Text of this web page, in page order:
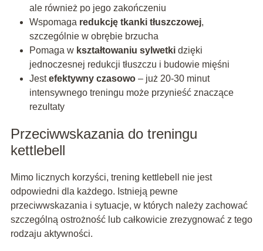
ale również po jego zakończeniu
Wspomaga redukcję tkanki tłuszczowej,
szczególnie w obrębie brzucha
Pomaga w kształtowaniu sylwetkidzięki
jednoczesnej redukcji tłuszczu i budowie mięśni
Jestefektywny czasowo– już 20-30 minut
intensywnego treningu może przynieść znaczące
rezultaty
Przeciwwskazania do treningu
kettlebell
Mimo licznych korzyści, trening kettlebell nie jest
odpowiedni dla każdego. Istnieją pewne
przeciwwskazania i sytuacje, w których należy zachować
szczególną ostrożność lub całkowicie zrezygnować z tego
rodzaju aktywności.